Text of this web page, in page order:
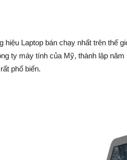
hiệu Laptop bán chạy nhất trên thế
ty máy tính của Mỹ, thành lập
phổ biến.